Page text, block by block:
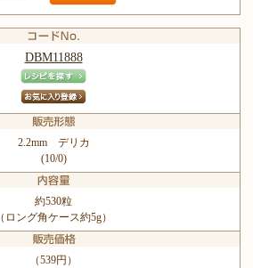
DBM11888
2.2mm デリカ
(10/0)
約530粒
（ロング角ケース約5g）
（539円）